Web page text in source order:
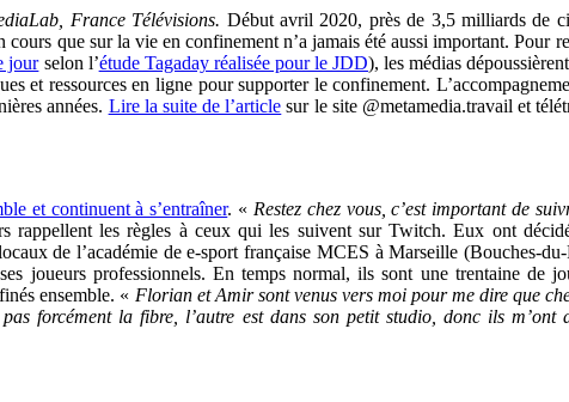
France Télévisions. Début avril 2020, près de 3,5 milliards de
que sur la vie en confinement n’a jamais été aussi important. Pour
jourselon l’étude Tagaday réalisée pour le JDD), les médias
et ressources en ligne pour supporter le confinement.
années. Lire la suite de l’article sur le site @metamedia.travail et
et continuent à s’entraîner. « Restez chez vous, c’est important de
rappellent les règles à ceux qui les suivent sur Twitch. Eux ont
de l’académie de e-sport française MCES à Marseille (Bouches-
joueurs professionnels. En temps normal, ils sont une trentaine de
ensemble. « Florian et Amir sont venus vers moi pour me dire que
forcément la fibre, l’autre est dans son petit studio, donc ils m’ont